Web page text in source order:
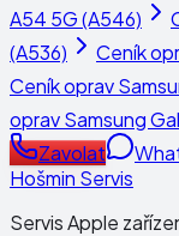
A54 5G (A546)
(A536)
Ceník
Ceník oprav
opravSamsung
Zavolat
Hošmin Servis
Servis Apple